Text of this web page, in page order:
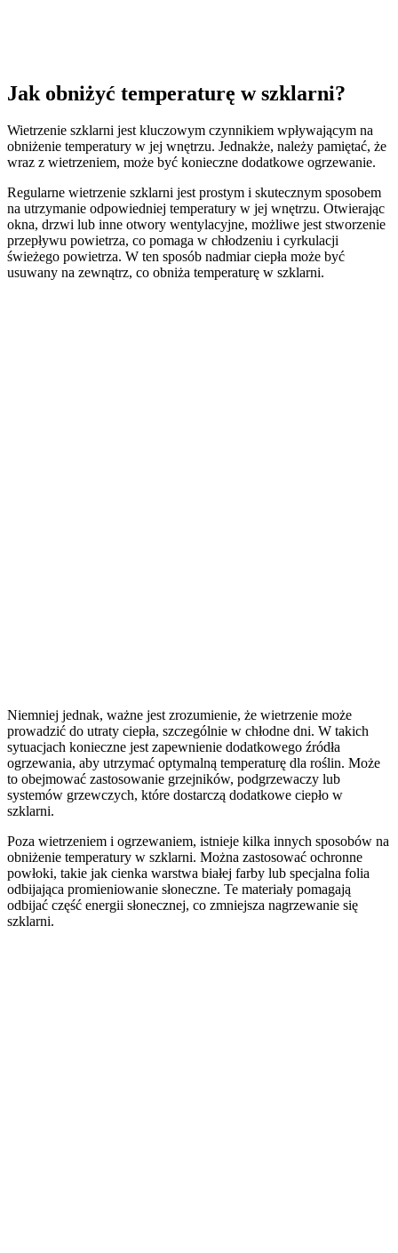
Jak obniżyć temperaturę w szklarni?
Wietrzenie szklarni jest kluczowym czynnikiem wpływającym na
obniżenie temperatury w jej wnętrzu. Jednakże, należy pamiętać, że
wraz z wietrzeniem, może być konieczne dodatkowe ogrzewanie.
Regularne wietrzenie szklarni jest prostym i skutecznym sposobem
na utrzymanie odpowiedniej temperatury w jej wnętrzu. Otwierając
okna, drzwi lub inne otwory wentylacyjne, możliwe jest stworzenie
przepływu powietrza, co pomaga w chłodzeniu i cyrkulacji
świeżego powietrza. W ten sposób nadmiar ciepła może być
usuwany na zewnątrz, co obniża temperaturę w szklarni.
Niemniej jednak, ważne jest zrozumienie, że wietrzenie może
prowadzić do utraty ciepła, szczególnie w chłodne dni. W takich
sytuacjach konieczne jest zapewnienie dodatkowego źródła
ogrzewania, aby utrzymać optymalną temperaturę dla roślin. Może
to obejmować zastosowanie grzejników, podgrzewaczy lub
systemów grzewczych, które dostarczą dodatkowe ciepło w
szklarni.
Poza wietrzeniem i ogrzewaniem, istnieje kilka innych sposobów na
obniżenie temperatury w szklarni. Można zastosować ochronne
powłoki, takie jak cienka warstwa białej farby lub specjalna folia
odbijająca promieniowanie słoneczne. Te materiały pomagają
odbijać część energii słonecznej, co zmniejsza nagrzewanie się
szklarni.